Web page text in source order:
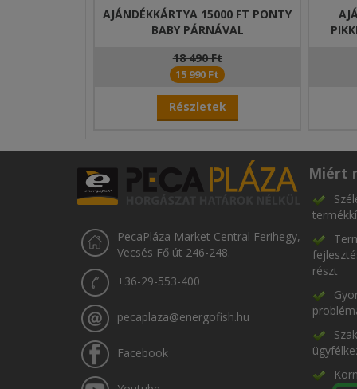
AJÁNDÉKKÁRTYA 15000 FT PONTY
BABY PÁRNÁVAL
18 490 Ft
15 990 Ft
Részletek
PecaPláza Market Central Ferihegy,
Vecsés Fő út 246-248.
+36-29-553-400
pecaplaza@energofish.hu
Facebook
Miért
részt